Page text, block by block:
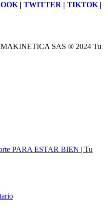
| TWITTER | TIKTOK|
IMAKINETICA SAS ® 2024 Tu
PARA ESTAR BIEN | Tu